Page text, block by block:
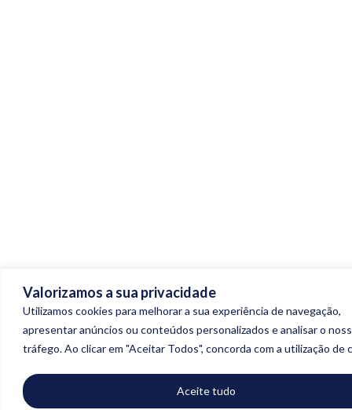
Valorizamos a sua privacidade
Utilizamos cookies para melhorar a sua experiência de navegação,
apresentar anúncios ou conteúdos personalizados e analisar o
tráfego. Ao clicar em "Aceitar Todos", concorda com a utilização de
Aceite tudo